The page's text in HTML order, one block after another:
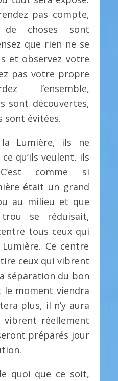
pas compte,
de choses sont
que rien ne se
et observez votre
pas votre propre
l’ensemble,
sont découvertes,
sont évitées.
Lumière, ils ne
qu’ils veulent, ils
comme si
était un grand
au milieu et que
se réduisait,
tous ceux qui
Ce centre
ceux qui vibrent
séparation du bon
le moment viendra
plus, il n’y aura
vibrent réellement
préparés jour
quoi que ce soit,